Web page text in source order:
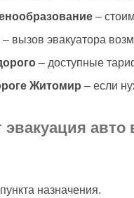
–
– вызов эвакуатора
– доступные
Житомир – если
эвакуация
назначения.